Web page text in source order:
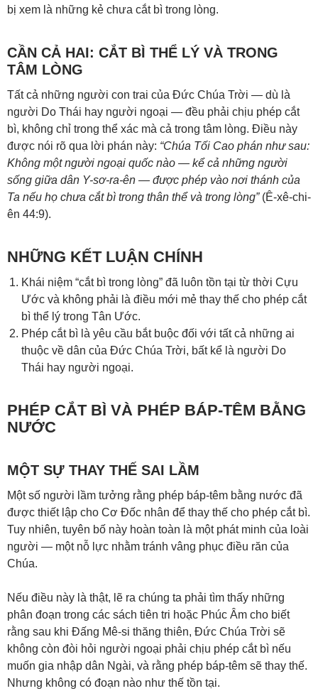
bị xem là những kẻ chưa cắt bì trong lòng.
CẦN CẢ HAI: CẮT BÌ THỂ LÝ VÀ TRONG
TÂM LÒNG
Tất cả những người con trai của Đức Chúa Trời — dù là
người Do Thái hay người ngoại — đều phải chịu phép cắt
bì, không chỉ trong thể xác mà cả trong tâm lòng. Điều này
được nói rõ qua lời phán này: “Chúa Tối Cao phán như sau:
Không một người ngoại quốc nào — kể cả những người
sống giữa dân Y-sơ-ra-ên — được phép vào nơi thánh của
Ta nếu họ chưa cắt bì trong thân thể và trong lòng”(Ê-xê-chi-
ên 44:9).
NHỮNG KẾT LUẬN CHÍNH
Khái niệm “cắt bì trong lòng” đã luôn tồn tại từ thời Cựu
Ước và không phải là điều mới mẻ thay thế cho phép cắt
bì thể lý trong Tân Ước.
Phép cắt bì là yêu cầu bắt buộc đối với tất cả những ai
thuộc về dân của Đức Chúa Trời, bất kể là người Do
Thái hay người ngoại.
PHÉP CẮT BÌ VÀ PHÉP BÁP-TÊM BẰNG
NƯỚC
MỘT SỰ THAY THẾ SAI LẦM
Một số người lầm tưởng rằng phép báp-têm bằng nước đã
được thiết lập cho Cơ Đốc nhân để thay thế cho phép cắt bì.
Tuy nhiên, tuyên bố này hoàn toàn là một phát minh của loài
người — một nỗ lực nhằm tránh vâng phục điều răn của
Chúa.
Nếu điều này là thật, lẽ ra chúng ta phải tìm thấy những
phân đoạn trong các sách tiên tri hoặc Phúc Âm cho biết
rằng sau khi Đấng Mê-si thăng thiên, Đức Chúa Trời sẽ
không còn đòi hỏi người ngoại phải chịu phép cắt bì nếu
muốn gia nhập dân Ngài, và rằng phép báp-têm sẽ thay thế.
Nhưng không có đoạn nào như thế tồn tại.